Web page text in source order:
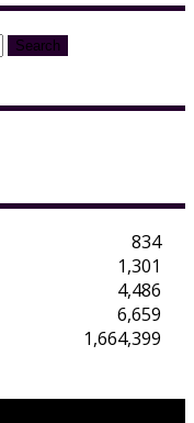
834
1,301
4,486
6,659
1,664,399